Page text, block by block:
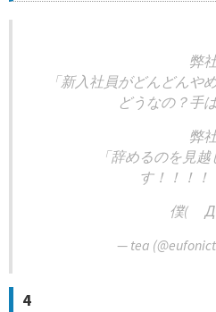
弊
「新入社員がどんどんや
どうなの？手
弊
「辞めるのを見
す！！！！
僕(
— tea
4